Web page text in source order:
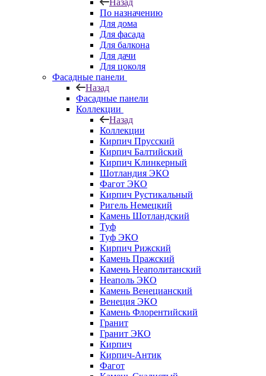
Назад
По назначению
Для дома
Для фасада
Для балкона
Для дачи
Для цоколя
Фасадные панели
Назад
Фасадные панели
Коллекции
Назад
Коллекции
Кирпич Прусский
Кирпич Балтийский
Кирпич Клинкерный
Шотландия ЭКО
Фагот ЭКО
Кирпич Рустикальный
Ригель Немецкий
Камень Шотландский
Туф
Туф ЭКО
Кирпич Рижский
Камень Пражский
Камень Неаполитанский
Неаполь ЭКО
Камень Венецианский
Венеция ЭКО
Камень Флорентийский
Гранит
Гранит ЭКО
Кирпич
Кирпич-Антик
Фагот